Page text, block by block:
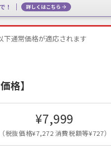
！ 詳しくはこちら
通常価格が適応されます
格】
¥7,999
（税抜価格¥7,272 消費税額等¥727）